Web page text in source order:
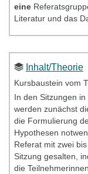
eine
Literatur und das
Inhalt/Theorie
Kursbaustein vom
In den Sitzungen
werden zunächst
die Formulierung
Hypothesen
Referat mit zwei
Sitzung gesalten,
die